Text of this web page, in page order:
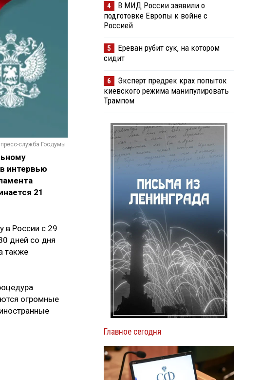
служба Госдумы
интервью
21
в России с 29
дней со дня
также
огромные
4
В МИД России заявили о
подготовке Европы к войне с
Россией
5
Ереван рубит сук, на котором
сидит
6
Эксперт предрек крах попыток
киевского режима манипулировать
Трампом
Главное сегодня